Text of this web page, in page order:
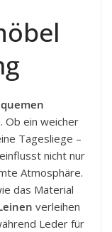
Ob ein weicher
Tagesliege –
nicht nur
Atmosphäre.
das Material
verleihen
Leder für